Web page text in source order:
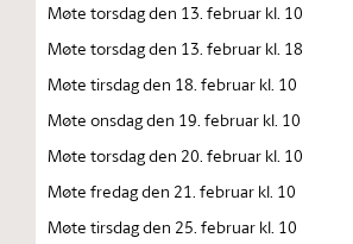
Møte torsdag den 13. februar kl. 10
Møte torsdag den 13. februar kl. 18
Møte tirsdag den 18. februar kl. 10
Møte onsdag den 19. februar kl. 10
Møte torsdag den 20. februar kl. 10
Møte fredag den 21. februar kl. 10
Møte tirsdag den 25. februar kl. 10